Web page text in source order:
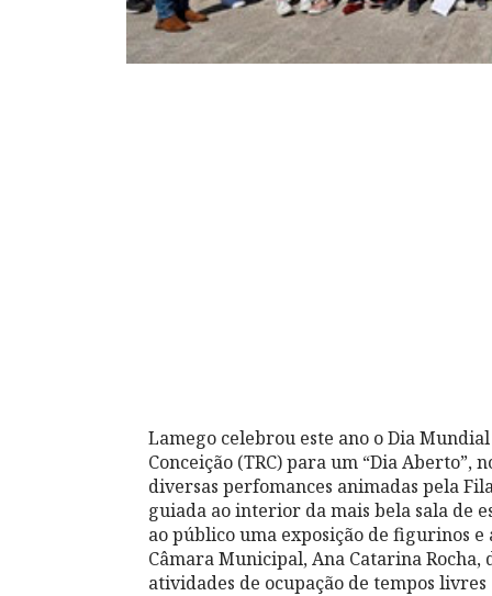
Lamego celebrou este ano o Dia
Conceição (TRC) para um “Dia Aberto”,
diversas perfomances animadas pela
guiada ao interior da mais bela sala de
ao público uma exposição de figurinos e
Câmara Municipal, Ana Catarina
atividades de ocupação de tempos livres